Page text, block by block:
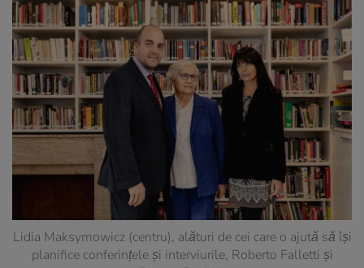
Lidia Maksymowicz (centru), alături de cei care o ajută să își
planifice conferințele și interviurile, Roberto Falletti și